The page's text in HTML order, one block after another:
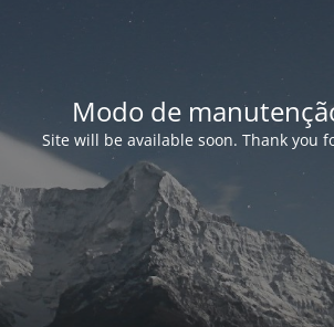
Modo de
Site will be available soon. Thank you